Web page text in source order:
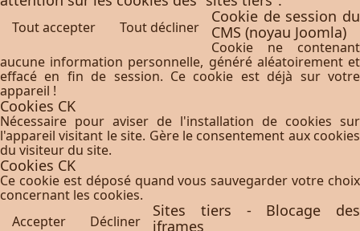
Tout accepter Tout décliner
Cookie de session du
CMS (noyau Joomla)
Cookie ne contenant
aucune information personnelle, généré aléatoirement et
effacé en fin de session. Ce cookie est déjà sur votre
appareil !
Cookies CK
Nécessaire pour aviser de l'installation de cookies sur
l'appareil visitant le site. Gère le consentement aux cookies
du visiteur du site.
Cookies CK
Ce cookie est déposé quand vous sauvegarder votre choix
concernant les cookies.
Accepter
Décliner
Sites tiers - Blocage des
iframes